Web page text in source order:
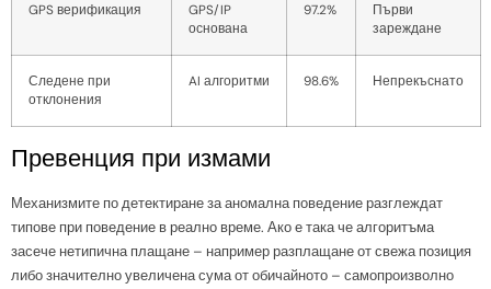
GPS верификация
GPS/IP
основана
97.2%
Първи
зареждане
Следене при
отклонения
AI алгоритми 98.6% Непрекъснато
Превенция при измами
Механизмите по детектиране за аномална поведение разглеждат
типове при поведение в реално време. Ако е така че алгоритъма
засече нетипична плащане – например разплащане от свежа позиция
либо значително увеличена сума от обичайното – самопроизволно